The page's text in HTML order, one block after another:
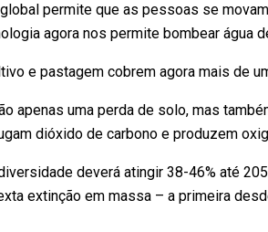
permite que as pessoas se
agora nos permite bombear água
e pastagem cobrem agora mais de
apenas uma perda de solo, mas
dióxido de carbono e produzem
deverá atingir 38-46% até
extinção em massa – a primeira